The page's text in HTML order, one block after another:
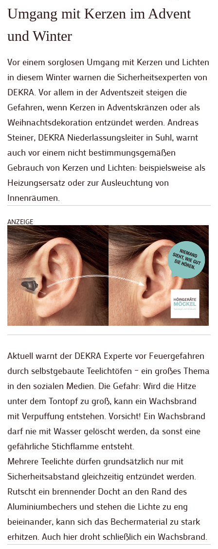
Umgang mit Kerzen im Advent
und Winter
Vor einem sorglosen Umgang mit Kerzen und Lichten
in diesem Winter warnen die Sicherheitsexperten von
DEKRA. Vor allem in der Adventszeit steigen die
Gefahren, wenn Kerzen in Adventskränzen oder als
Weihnachtsdekoration entzündet werden. Andreas
Steiner, DEKRA Niederlassungsleiter in Suhl, warnt
auch vor einem nicht bestimmungsgemäßen
Gebrauch von Kerzen und Lichten: beispielsweise als
Heizungsersatz oder zur Ausleuchtung von
Innenräumen.
ANZEIGE
Aktuell warnt der DEKRA Experte vor Feuergefahren
durch selbstgebaute Teelichtöfen – ein großes Thema
in den sozialen Medien. Die Gefahr: Wird die Hitze
unter dem Tontopf zu groß, kann ein Wachsbrand
mit Verpuffung entstehen. Vorsicht! Ein Wachsbrand
darf nie mit Wasser gelöscht werden, da sonst eine
gefährliche Stichflamme entsteht.
Mehrere Teelichte dürfen grundsätzlich nur mit
Sicherheitsabstand gleichzeitig entzündet werden.
Rutscht ein brennender Docht an den Rand des
Aluminiumbechers und stehen die Lichte zu eng
beieinander, kann sich das Bechermaterial zu stark
erhitzen. Auch hier droht schließlich ein Wachsbrand.